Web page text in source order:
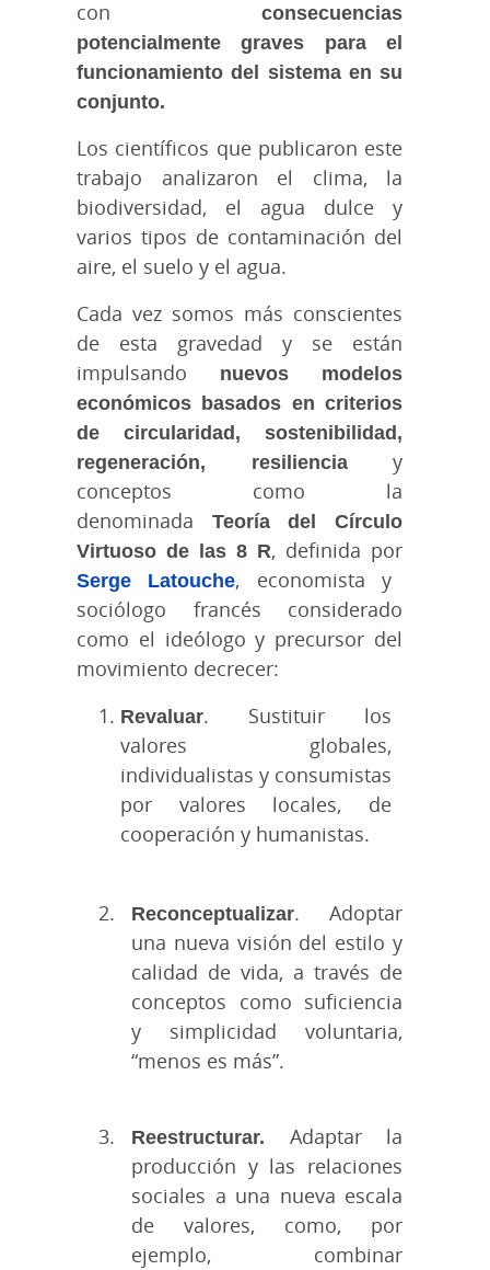
con consecuencias
potencialmente graves para el
funcionamiento del sistema en su
conjunto.
Los científicos que publicaron este
trabajo analizaron el clima, la
biodiversidad, el agua dulce y
varios tipos de contaminación del
aire, el suelo y el agua.
Cada vez somos más conscientes
de esta gravedad y se están
impulsando nuevos modelos
económicos basados en criterios
de circularidad, sostenibilidad,
regeneración, resilienciay
conceptos como la
denominada Teoría del Círculo
Virtuoso de las 8 R, definida por
Serge Latouche, economista y
sociólogo francés considerado
como el ideólogo y precursor del
movimiento decrecer:
Revaluar. Sustituir los
valores globales,
individualistas y consumistas
por valores locales, de
cooperación y humanistas.
Reconceptualizar. Adoptar
una nueva visión del estilo y
calidad de vida, a través de
conceptos como suficiencia
y simplicidad voluntaria,
“menos es más”.
Reestructurar. Adaptar la
producción y las relaciones
sociales a una nueva escala
de valores, como, por
ejemplo, combinar